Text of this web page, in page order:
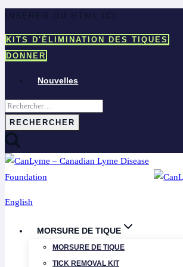
Aller
contenu
INSÉRER DU HTML ICI
KITS D'ÉLIMINATION DES TIQUES
DONNER
Nouvelles
Rechercher :
English
MORSURE DE TIQUE
MORSURE DE TIQUE
TICK REMOVAL KIT